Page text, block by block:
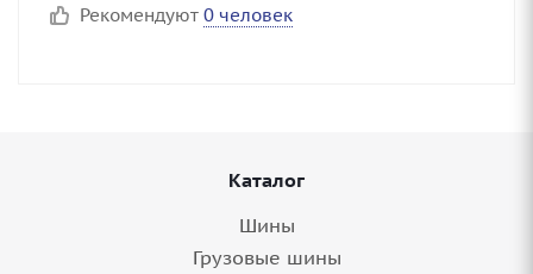
Рекомендуют 0 человек
Каталог
Шины
Грузовые шины